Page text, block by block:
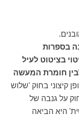
בספרות
בציטוט לעיל
חומרת המעשה
קיצוני בחוק 'שלוש
על גנבה של
היא הביאה